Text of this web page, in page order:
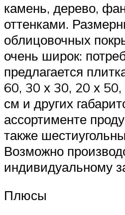
камень, дерево,
оттенками.
облицовочных
очень широк:
предлагается
60, 30 х 30, 20 х
см и других
ассортименте
также
Возможно
индивидуальному
Плюсы